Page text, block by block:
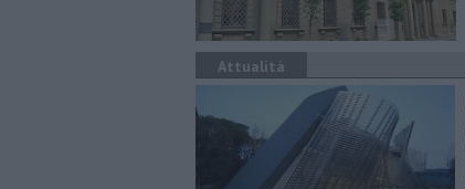
Attualità